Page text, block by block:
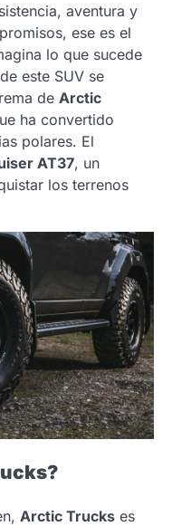
aventura y
ese es el
lo que sucede
este SUV se
de Arctic
ha convertido
polares. El
AT37, un
los terrenos
Arctic Trucks es